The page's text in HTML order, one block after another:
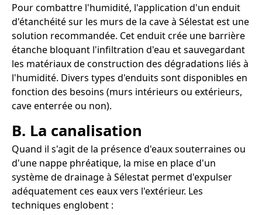
Pour combattre l'humidité, l'application d'un enduit
d'étanchéité sur les murs de la cave à Sélestat est une
solution recommandée. Cet enduit crée une barrière
étanche bloquant l'infiltration d'eau et sauvegardant
les matériaux de construction des dégradations liés à
l'humidité. Divers types d'enduits sont disponibles en
fonction des besoins (murs intérieurs ou extérieurs,
cave enterrée ou non).
B. La canalisation
Quand il s'agit de la présence d'eaux souterraines ou
d'une nappe phréatique, la mise en place d'un
système de drainage à Sélestat permet d'expulser
adéquatement ces eaux vers l'extérieur. Les
techniques englobent :